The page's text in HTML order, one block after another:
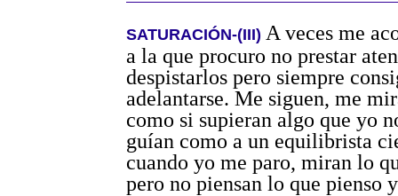
SATURACIÓN-(III) A veces me
a la que procuro no prestar
despistarlos pero siempre
adelantarse. Me siguen, me
como si supieran algo que yo
guían como a un equilibrista
cuando yo me paro, miran lo
pero no piensan lo que pienso